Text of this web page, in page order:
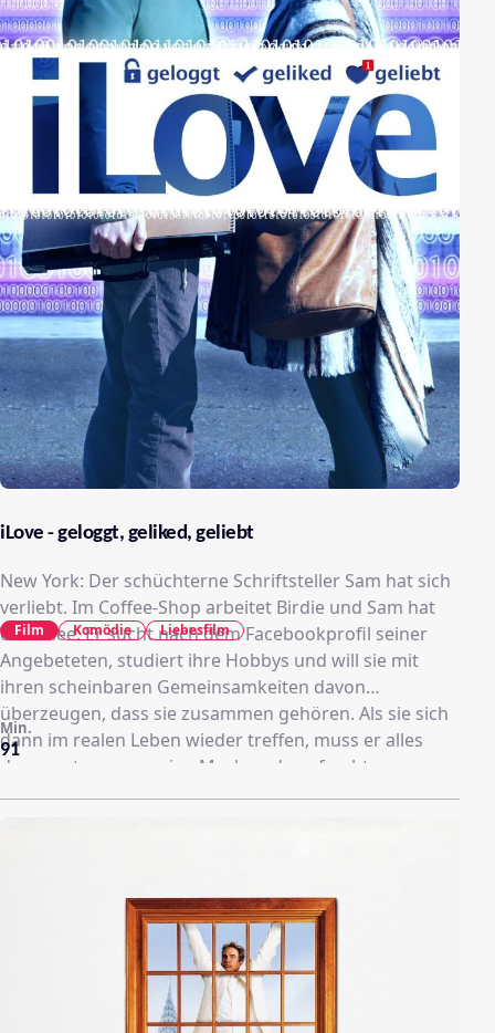
iLove - geloggt, geliked, geliebt
New York: Der schüchterne Schriftsteller Sam hat sich
verliebt. Im Coffee-Shop arbeitet Birdie und Sam hat
eine Idee: Er sucht nach dem Facebookprofil seiner
Angebeteten, studiert ihre Hobbys und will sie mit
ihren scheinbaren Gemeinsamkeiten davon
überzeugen, dass sie zusammen gehören. Als sie sich
dann im realen Leben wieder treffen, muss er alles
daran setzen, um seine Maskerade aufrecht zu
erhalten. Denn Judo, Kochen, Gitarrespielen und
91
Min.
Film Komödie Liebesfilm